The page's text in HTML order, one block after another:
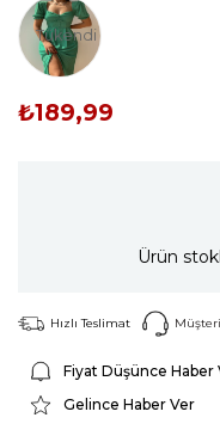
Tükendi
₺189,99
Ürün
Hızlı Teslimat
Fiyat Düşünce Haber
Gelince Haber Ver